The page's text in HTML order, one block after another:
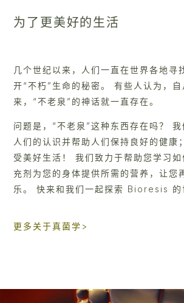
为了更美好的生活
几个世纪以来，人们一直在世界各地寻
开“不朽”生命的秘密。 有些人认为，自
来，“不老泉”的神话就一直存在。
问题是，“不老泉”这种东西存在吗？
人们的认识并帮助人们保持良好的健康
受美好生活！ 我们致力于帮助您学习
充剂为您的身体提供所需的营养，让您
乐。 快来和我们一起探索 Bioresis 的
更多关于真菌学>